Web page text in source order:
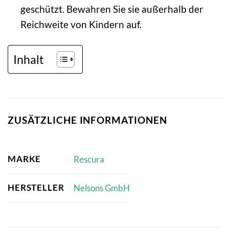
geschützt. Bewahren Sie sie außerhalb der
Reichweite von Kindern auf.
Inhalt
ZUSÄTZLICHE INFORMATIONEN
MARKE Rescura
HERSTELLER Nelsons GmbH